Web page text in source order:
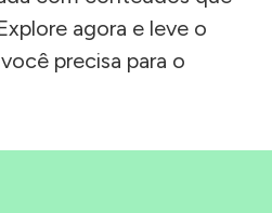
agora e leve o
precisa para o